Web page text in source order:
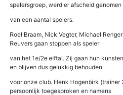
spelersgroep, werd er afscheid genomen
van een aantal spelers.
Roel Braam, Nick Vegter, Michael
Reuvers gaan stoppen als speler
van het 1e/2e elftal. Zij gaan hun
en blijven dus gelukkig behouden
voor onze club. Henk Hogenbirk (trainer
persoonlijk toegesproken en namens